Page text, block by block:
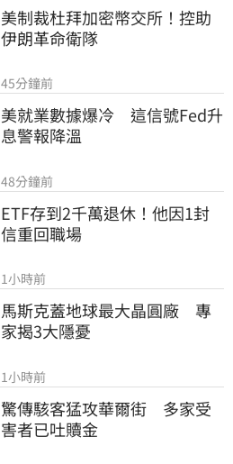
美制裁杜拜加密幣交所！控助
伊朗革命衛隊
45分鐘前
美就業數據爆冷　這信號Fed升
息警報降溫
48分鐘前
ETF存到2千萬退休！他因1封
信重回職場
1小時前
馬斯克蓋地球最大晶圓廠　專
家揭3大隱憂
1小時前
驚傳駭客猛攻華爾街　多家受
害者已吐贖金